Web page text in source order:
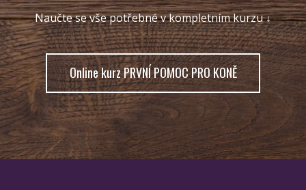
Naučte se vše potřebné v kompletním kurzu ↓
Online kurz PRVNÍ POMOC PRO KONĚ